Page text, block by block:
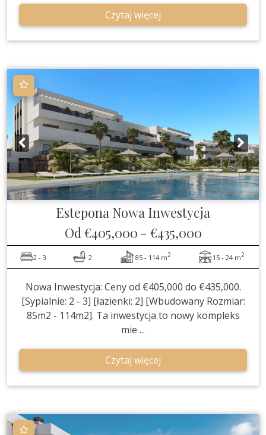
Czytaj więcej
Estepona Nowa Inwestycja
Od €405,000 - €435,000
2 - 3 2 85 - 114 m2 15 - 24 m2
Nowa Inwestycja: Ceny od €405,000 do €435,000.
[Sypialnie: 2 - 3] [łazienki: 2] [Wbudowany Rozmiar:
85m2 - 114m2]. Ta inwestycja to nowy kompleks
mie ...
Czytaj więcej